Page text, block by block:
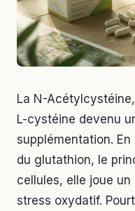
La N-
L-cystéine devenu
supplémentation.
du glutathion, le
cellules, elle joue
stress oxydatif.